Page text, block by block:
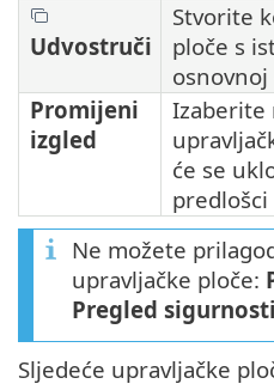
Udvostruči
Stvorite
ploče s
Promijeni
izgled
Izaberite
će se
predlošci
Ne možete
upravljačke ploče:
Pregled sigurnosti
Sljedeće upravljačke